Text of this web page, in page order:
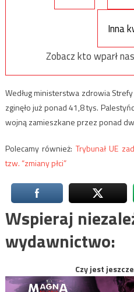
Inna
Zobacz kto wparł
Według ministerstwa zdrowia
zginęło już ponad 41,8 tys.
wojną zamieszkane przez ponad
Polecamy również: Trybunał UE
tzw. “zmiany płci”
Wspieraj
wydawnictwo:
Czy jest